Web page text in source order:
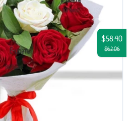
$58.40
$62.06